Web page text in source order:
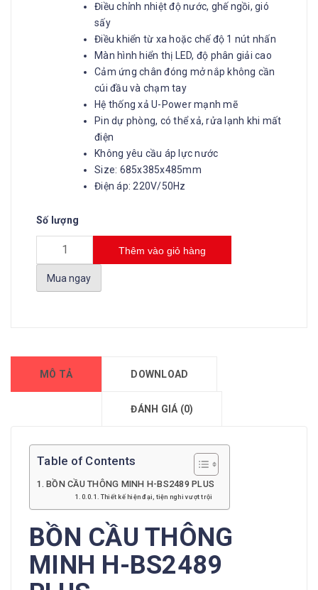
Điều chỉnh nhiệt độ nước, ghế ngồi, gió
sấy
Điều khiển từ xa hoặc chế độ 1 nút nhấn
Màn hình hiển thị LED, độ phân giải cao
Cảm ứng chân đóng mở nắp không cần
cúi đầu và chạm tay
Hệ thống xả U-Power mạnh mẽ
Pin dự phòng, có thể xả, rửa lạnh khi mất
điện
Không yêu cầu áp lực nước
Size: 685x385x485mm
Điện áp: 220V/50Hz
Số lượng
Thêm vào giỏ hàng
Mua ngay
MÔ TẢ DOWNLOAD
ĐÁNH GIÁ (0)
Table of Contents
BỒN CẦU THÔNG MINH H-BS2489 PLUS
Thiết kế hiện đại, tiện nghi vượt trội
BỒN CẦU THÔNG
MINH H-BS2489